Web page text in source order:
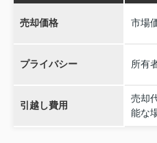
売却価格 市場
プライバシー 所有
引越し費用
売却
能な